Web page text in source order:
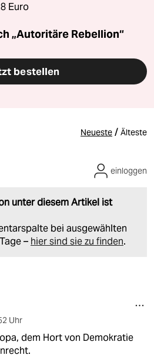
Euro
„Autoritäre Rebellion“
bestellen
Neueste / Älteste
unter diesem Artikel ist
bei ausgewählten
– hier sind sie zu finden.
einloggen
Uhr
dem Hort von Demokratie